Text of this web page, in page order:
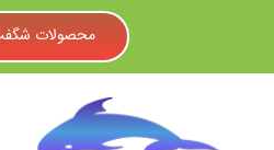
محصولات